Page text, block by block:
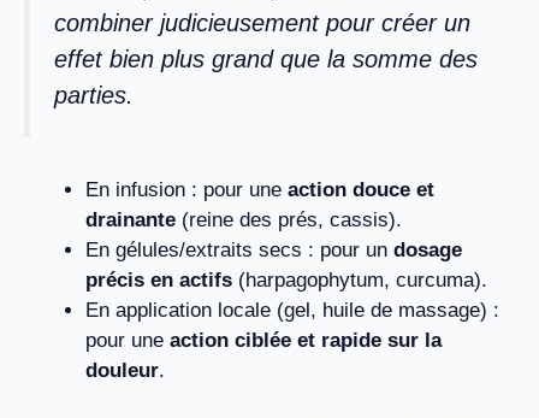
combiner judicieusement pour créer un
effet bien plus grand que la somme des
parties.
En infusion : pour une action douce et
drainante (reine des prés, cassis).
En gélules/extraits secs : pour un dosage
précis en actifs (harpagophytum, curcuma).
En application locale (gel, huile de massage) :
pour une action ciblée et rapide sur la
douleur.